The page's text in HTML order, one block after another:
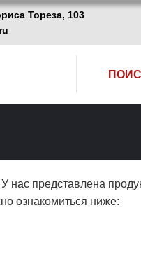
Тореза, 103
нас представлена
ознакомиться ниже: